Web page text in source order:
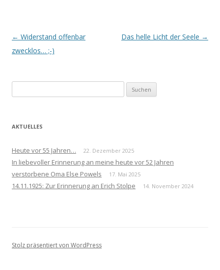
Beitrags-
Navigation
← Widerstand offenbar
zwecklos… ;-)
Das helle Licht der Seele →
nach:
AKTUELLES
Heute vor 55 Jahren… 22. Dezember 2025
In liebevoller Erinnerung an meine heute vor 52 Jahren
verstorbene Oma Else Powels
17. Mai 2025
14.11.1925: Zur Erinnerung an Erich Stolpe 14. November 2024
Stolz präsentiert von WordPress